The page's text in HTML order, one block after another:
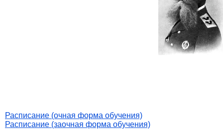
Расписание (очная форма обучения)
Расписание (заочная форма обучения)